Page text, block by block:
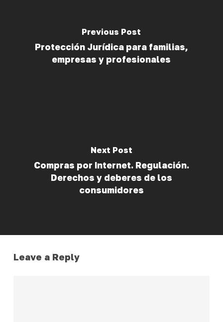
Previous Post
Protección Jurídica para familias,
empresas y profesionales
Next Post
Compras por Internet. Regulación.
Derechos y deberes de los
consumidores
Leave a Reply